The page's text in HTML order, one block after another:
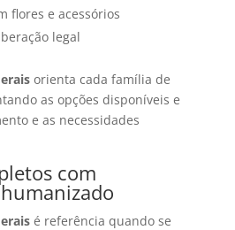
flores e acessórios
legal
orienta cada família de
as opções disponíveis e
e as necessidades
com
é referência quando se